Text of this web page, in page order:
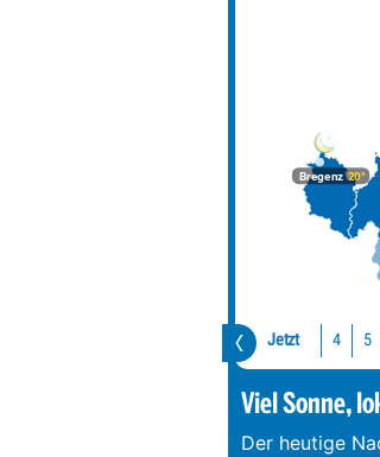
Bregenz20°
Jetzt 4 5
Viel Sonne,
Der heutige